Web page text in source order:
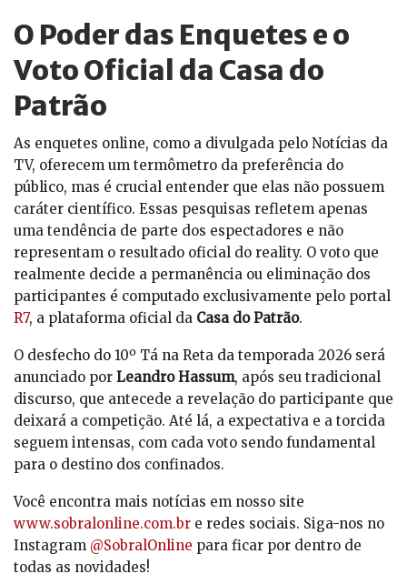
O Poder das Enquetes e o
Voto Oficial da Casa do
Patrão
As enquetes online, como a divulgada pelo Notícias da
TV, oferecem um termômetro da preferência do
público, mas é crucial entender que elas não possuem
caráter científico. Essas pesquisas refletem apenas
uma tendência de parte dos espectadores e não
representam o resultado oficial do reality. O voto que
realmente decide a permanência ou eliminação dos
participantes é computado exclusivamente pelo portal
R7, a plataforma oficial da Casa do Patrão.
O desfecho do 10º Tá na Reta da temporada 2026 será
anunciado por Leandro Hassum, após seu tradicional
discurso, que antecede a revelação do participante que
deixará a competição. Até lá, a expectativa e a torcida
seguem intensas, com cada voto sendo fundamental
para o destino dos confinados.
Você encontra mais notícias em nosso site
www.sobralonline.com.br e redes sociais. Siga-nos no
Instagram @SobralOnline para ficar por dentro de
todas as novidades!